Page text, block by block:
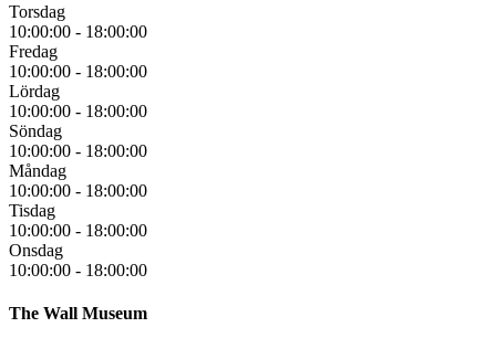
Torsdag
10:00:00 - 18:00:00
Fredag
10:00:00 - 18:00:00
Lördag
10:00:00 - 18:00:00
Söndag
10:00:00 - 18:00:00
Måndag
10:00:00 - 18:00:00
Tisdag
10:00:00 - 18:00:00
Onsdag
10:00:00 - 18:00:00
The Wall Museum